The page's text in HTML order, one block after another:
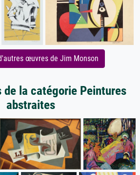
œuvres de Jim Monson
la catégorie Peintures
abstraites